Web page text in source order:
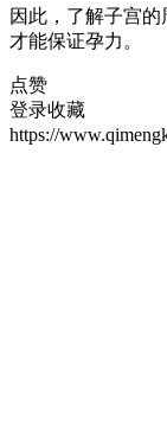
因此，了解子宫的
才能保证孕力。
点赞
登录收藏
https://